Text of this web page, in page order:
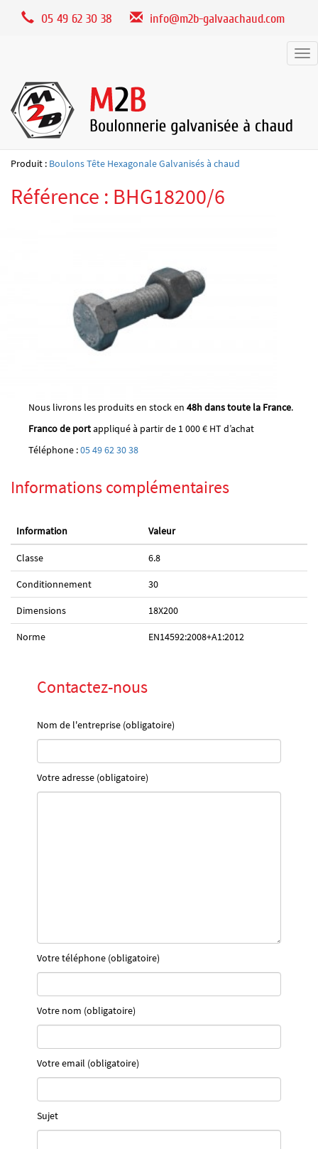
05 49 62 30 38 info@m2b-galvaachaud.com
Produit : Boulons Tête Hexagonale Galvanisés à chaud
Référence : BHG18200/6
Nous livrons les produits en stock en 48h dans toute la France.
Franco de portappliqué à partir de 1 000 € HT d’achat
Téléphone :05 49 62 30 38
Informations complémentaires
Information Valeur
Classe 6.8
Conditionnement 30
Dimensions 18X200
Norme EN14592:2008+A1:2012
Contactez-nous
Nom de l'entreprise (obligatoire)
Votre adresse (obligatoire)
Votre téléphone (obligatoire)
Votre nom (obligatoire)
Votre email (obligatoire)
Sujet